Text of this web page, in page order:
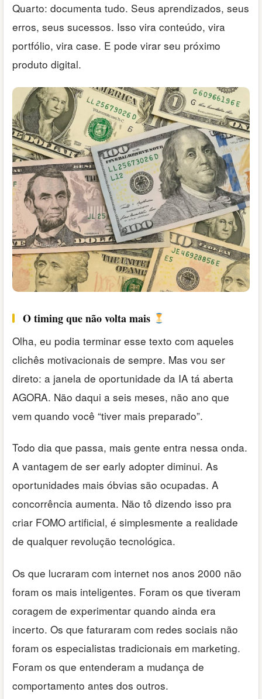
Quarto: documenta tudo. Seus aprendizados, seus
erros, seus sucessos. Isso vira conteúdo, vira
portfólio, vira case. E pode virar seu próximo
produto digital.
O timing que não volta mais
Olha, eu podia terminar esse texto com aqueles
clichês motivacionais de sempre. Mas vou ser
direto: a janela de oportunidade da IA tá aberta
AGORA. Não daqui a seis meses, não ano que
vem quando você “tiver mais preparado”.
Todo dia que passa, mais gente entra nessa onda.
A vantagem de ser early adopter diminui. As
oportunidades mais óbvias são ocupadas. A
concorrência aumenta. Não tô dizendo isso pra
criar FOMO artificial, é simplesmente a realidade
de qualquer revolução tecnológica.
Os que lucraram com internet nos anos 2000 não
foram os mais inteligentes. Foram os que tiveram
coragem de experimentar quando ainda era
incerto. Os que faturaram com redes sociais não
foram os especialistas tradicionais em marketing.
Foram os que entenderam a mudança de
comportamento antes dos outros.